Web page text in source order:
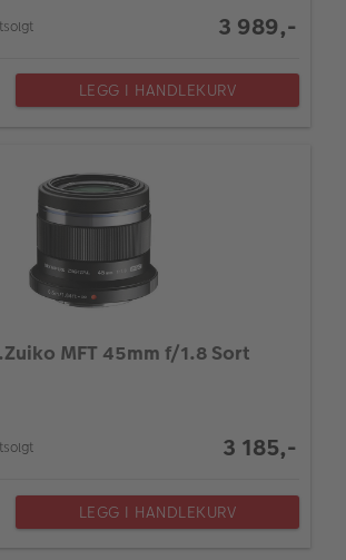
3 989,-
LEGG I HANDLEKURV
MFT 45mm f/1.8 Sort
3 185,-
LEGG I HANDLEKURV